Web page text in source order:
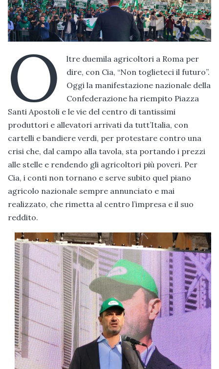
O
ltre duemila agricoltori a Roma per
dire, con Cia, “Non toglieteci il futuro”.
Oggi la manifestazione nazionale della
Confederazione ha riempito Piazza
Santi Apostoli e le vie del centro di tantissimi
produttori e allevatori arrivati da tutt’Italia, con
cartelli e bandiere verdi, per protestare contro una
crisi che, dal campo alla tavola, sta portando i prezzi
alle stelle e rendendo gli agricoltori più poveri. Per
Cia, i conti non tornano e serve subito quel piano
agricolo nazionale sempre annunciato e mai
realizzato, che rimetta al centro l’impresa e il suo
reddito.